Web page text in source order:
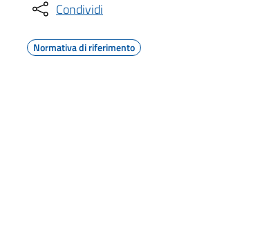
Condividi
Normativa di riferimento